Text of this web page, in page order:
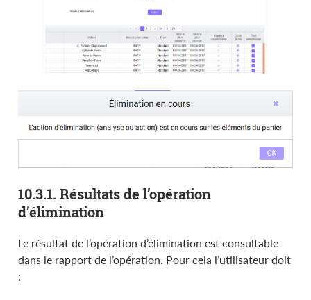
10.3.1. Résultats de l’opération
d’élimination
Le résultat de l’opération d’élimination est consultable
dans le rapport de l’opération. Pour cela l’utilisateur doit
: